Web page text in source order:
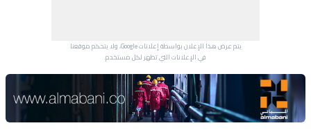
يتم عرض هذا الإعلان بواسطة إعلانات Google، ولا يتحكم موقعنا
في الإعلانات التي تظهر لكل مستخدم.
Advertisement Section